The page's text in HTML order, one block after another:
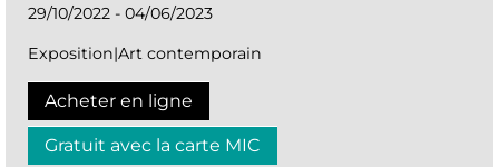
29/10/2022 - 04/06/2023
Exposition|Art contemporain
Acheter en ligne
Gratuit avec la carte MIC